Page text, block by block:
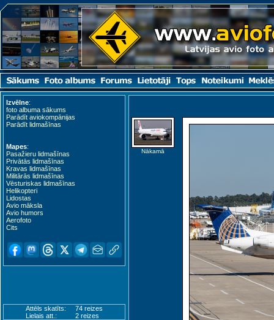
Izvēlne:
foto albuma sākums
Parādīt aviokompānijas
Parādīt lidmašīnas
Mapes:
Pasažieru lidmašīnas
Privātās lidmašīnas
Kravas lidmašīnas
Militārās lidmašīnas
Vēsturiskas lidmašīnas
Helikopteri
Lidostas
Avio māksla
Avio humors
Aerofoto
Cits
Attēls skatīts:
74 reizes
Lielais att.:
2 reizes
Nākamā